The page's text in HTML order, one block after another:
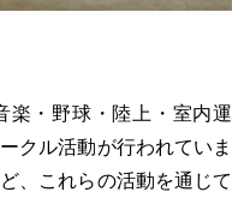
楽・野球・陸上・室内運
クル活動が行われていま
、これらの活動を通じて